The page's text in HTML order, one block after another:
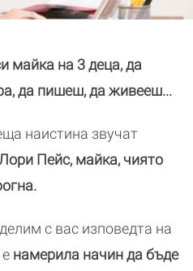
майка на 3 деца, да
да пишеш, да живееш...
наистина звучат
Пейс, майка, чиято
с вас изповедта на
намерила начин да бъде